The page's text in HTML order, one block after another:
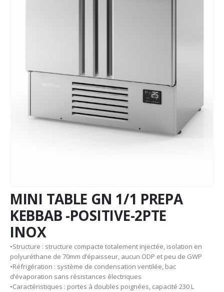
MINI TABLE GN 1/1 PREPA
KEBBAB -POSITIVE-2PTE
INOX
•Structure : structure compacte totalement injectée, isolation en
polyuréthane de 70mm d’épaisseur, aucun ODP et peu de GWP
•Réfrigération : système de condensation ventilée, bac
d’évaporation sans résistances électriques
•Caractéristiques : portes à doubles poignées, capacité 230 L